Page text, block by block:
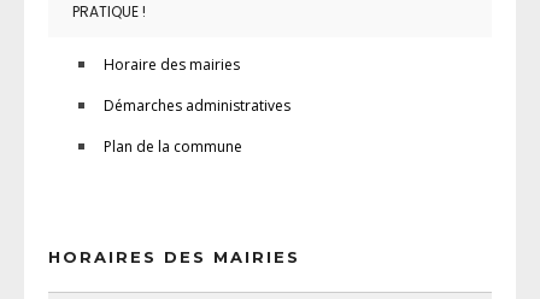
PRATIQUE !
Horaire des mairies
Démarches administratives
Plan de la commune
HORAIRES DES MAIRIES